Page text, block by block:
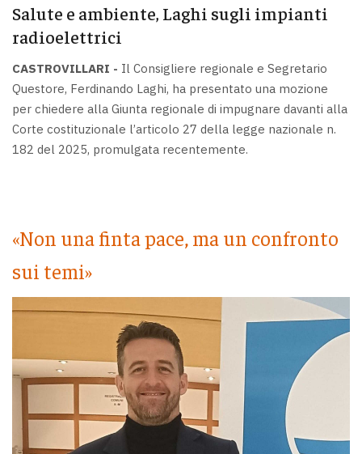
Salute e ambiente, Laghi sugli impianti
radioelettrici
CASTROVILLARI - Il Consigliere regionale e Segretario
Questore, Ferdinando Laghi, ha presentato una mozione
per chiedere alla Giunta regionale di impugnare davanti alla
Corte costituzionale l’articolo 27 della legge nazionale n.
182 del 2025, promulgata recentemente.
«Non una finta pace, ma un confronto
sui temi»